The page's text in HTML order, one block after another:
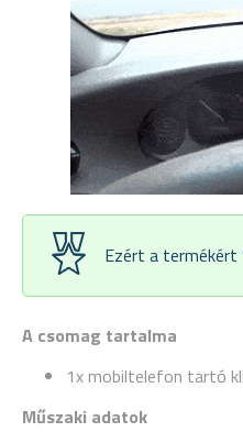
A csomag tartalma
1x mobiltelefon tartó
Műszaki adatok
Ezért a termékért